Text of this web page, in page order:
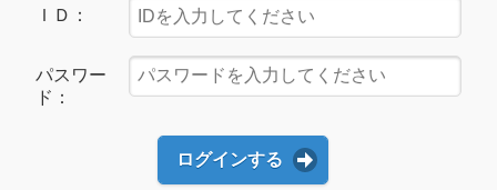
ＩＤ：
パスワー
ド：
ログインする